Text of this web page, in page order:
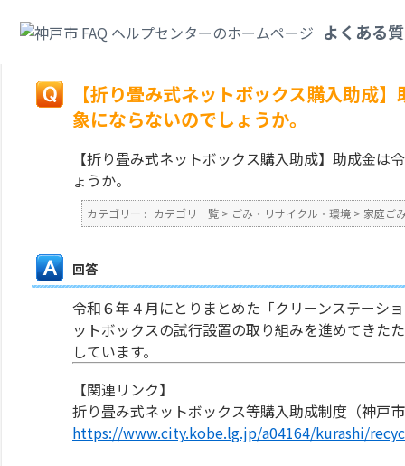
よくある
はなぜ対象にならないのでしょうか。
【折り畳み式ネットボックス購入助成
象にならないのでしょうか。
【折り畳み式ネットボックス購入助成】助成金
ょうか。
カテゴリー : カテゴリ一覧 > ごみ・リサイクル・環境 > 家庭ご
回答
令和６年４月にとりまとめた「クリーンステーシ
ットボックスの試行設置の取り組みを進めてきた
しています。
【関連リンク】
折り畳み式ネットボックス等購入助成制度（神戸
https://www.city.kobe.lg.jp/a04164/kurashi/